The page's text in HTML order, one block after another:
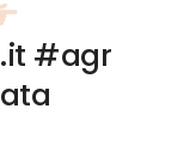
#agr